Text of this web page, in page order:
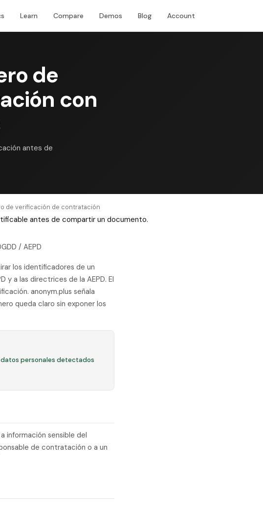
Learn Compare Demos Blog Account
de
con
antes de
de verificación de contratación
antes de compartir un documento.
/ AEPD
los identificadores de un
a las directrices de la AEPD. El
anonym.plus señala
queda claro sin exponer los
personales detectados
información sensible del
de contratación o a un